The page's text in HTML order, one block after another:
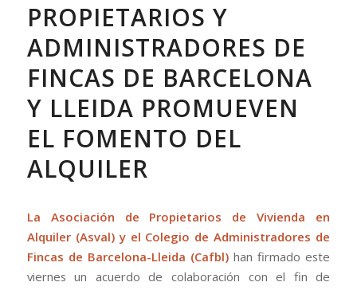
PROPIETARIOS Y
ADMINISTRADORES DE
FINCAS DE BARCELONA
Y LLEIDA PROMUEVEN
EL FOMENTO DEL
ALQUILER
La Asociación de Propietarios de Vivienda en
Alquiler (Asval) y el Colegio de Administradores de
Fincas de Barcelona-Lleida (Cafbl) han firmado este
viernes un acuerdo de colaboración con el fin de